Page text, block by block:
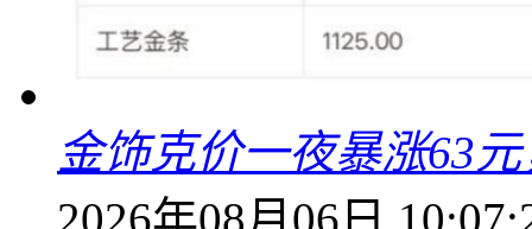
金饰克价一夜暴涨63
2026年08月06日